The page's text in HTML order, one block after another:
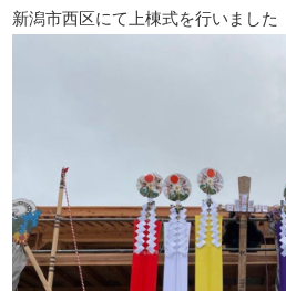
新潟市西区にて上棟式を行いました